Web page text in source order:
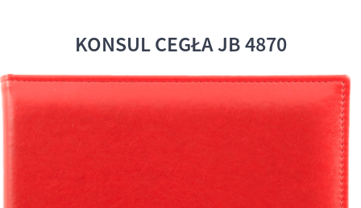
KONSUL CEGŁA JB 4870